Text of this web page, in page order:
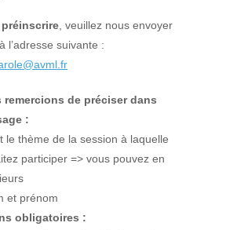
, veuillez nous envoyer
l’adresse suivante :
remercions de préciser dans
:
le thème de la session à laquelle
participer => vous pouvez en
et prénom
obligatoires :